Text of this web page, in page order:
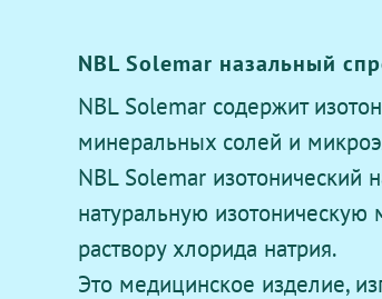
NBL Solemar назальный
NBL Solemar содержит
минеральных солей и
NBL Solemar изотонический
натуральную изотоническую
раствору хлорида натрия.
Это медицинское изделие,